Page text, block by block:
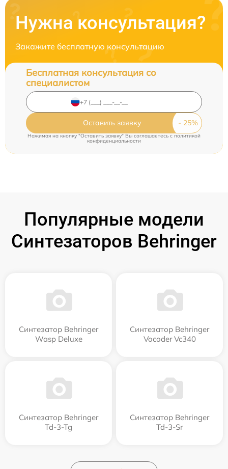
Нужна консультация?
Закажите бесплатную консультацию
Бесплатная консультация со
специалистом
Оставить заявку
Нажимая на кнопку "Оставить заявку" Вы соглашаетесь cполитикой
конфиденциальности
Популярные модели
Синтезаторов Behringer
Синтезатор Behringer
Wasp Deluxe
Синтезатор Behringer
Vocoder Vc340
Синтезатор Behringer
Td-3-Tg
Синтезатор Behringer
Td-3-Sr